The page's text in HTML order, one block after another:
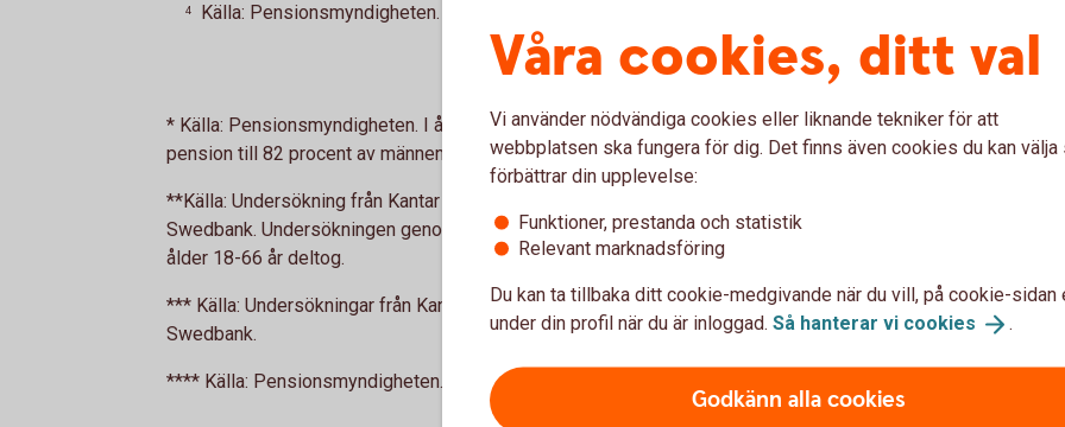
4 Källa: Pensionsmyndigheten.
* Källa: Pensionsmyndigheten. I åldersgruppen 65-69 år uppgår kvinnors
pension till 82 procent av männens.
**Källa: Undersökning från Kantar Medias Sifopanel på uppdrag av
Swedbank. Undersökningen genomfördes i april 2023, 3 100 personer i
ålder 18-66 år deltog.
*** Källa: Undersökningar från Kantar Medias Sifopanel på uppdrag av
Swedbank.
**** Källa: Pensionsmyndigheten.
Våra cookies, ditt val
Vi använder nödvändiga cookies eller liknande tekniker för att
webbplatsen ska fungera för dig. Det finns även cookies du kan välja
förbättrar din upplevelse:
Funktioner, prestanda och statistik
Relevant marknadsföring
Du kan ta tillbaka ditt cookie-medgivande när du vill, på cookie-sidan
under din profil när du är inloggad. Så hanterar vi cookies .
Godkänn alla cookies